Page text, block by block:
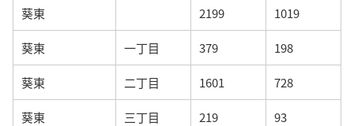
葵東 2199 1019
葵東 一丁目 379 198
葵東 二丁目 1601 728
葵東 三丁目 219 93